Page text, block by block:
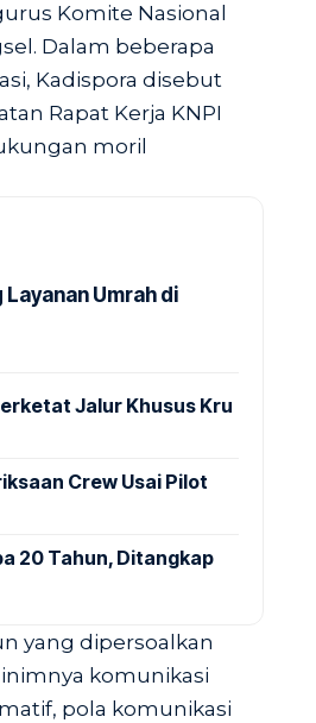
Komite Nasional
Dalam beberapa
Kadispora disebut
Rapat Kerja KNPI
moril
Umrah di
Jalur Khusus Kru
Crew Usai Pilot
20 Tahun, Ditangkap
yang dipersoalkan
komunikasi
pola komunikasi